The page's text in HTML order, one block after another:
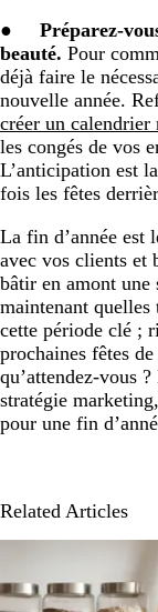
● Préparez-
beauté. Pour
déjà faire le
nouvelle année.
créer un calendrier
les congés de vos
L’anticipation est
fois les fêtes
La fin d’année est
avec vos clients et
bâtir en amont une
maintenant quelles
cette période clé ;
prochaines fêtes
qu’attendez-vous
stratégie
pour une fin
Related Articles